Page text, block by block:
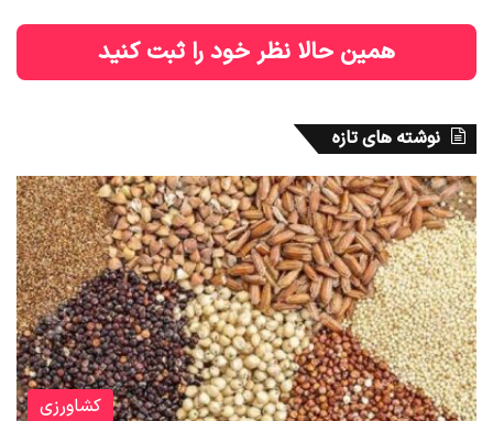
همین حالا نظر خود را ثبت کنید
نوشته های تازه
کشاورزی